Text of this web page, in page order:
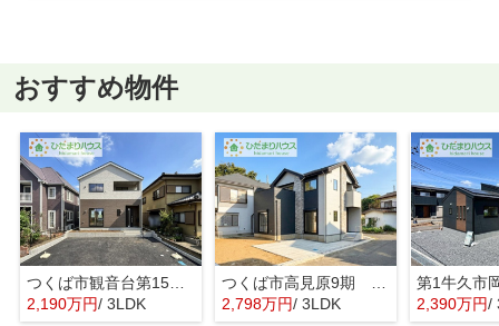
おすすめ物件
つくば市観音台第15 新築戸建
2,190万円/ 3LDK
つくば市高見原9期 新築戸建
2,798万円/ 3LDK 2,390万円/